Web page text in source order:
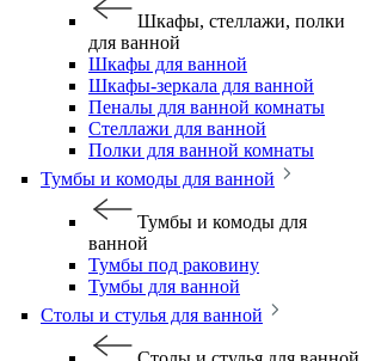
Шкафы, стеллажи, полки
для ванной
Шкафы для ванной
Шкафы-зеркала для ванной
Пеналы для ванной комнаты
Стеллажи для ванной
Полки для ванной комнаты
Тумбы и комоды для ванной
Тумбы и комоды для
ванной
Тумбы под раковину
Тумбы для ванной
Столы и стулья для ванной